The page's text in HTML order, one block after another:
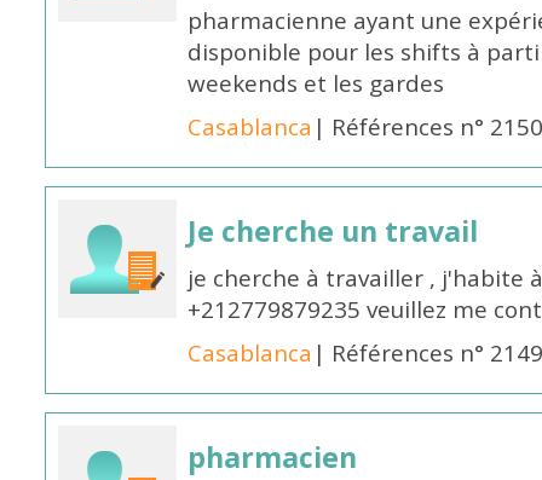
pharmacienne ayant une
disponible pour les shifts à
weekends et les gardes
Casablanca | Références n°
Je cherche un travail
je cherche à travailler , j'habite
+212779879235 veuillez me
Casablanca | Références n°
pharmacien